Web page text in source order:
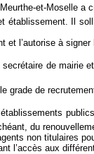
et-Moselle
Il
l’autorise à
de mairie
grade de
du
non titulaires
l’accès aux